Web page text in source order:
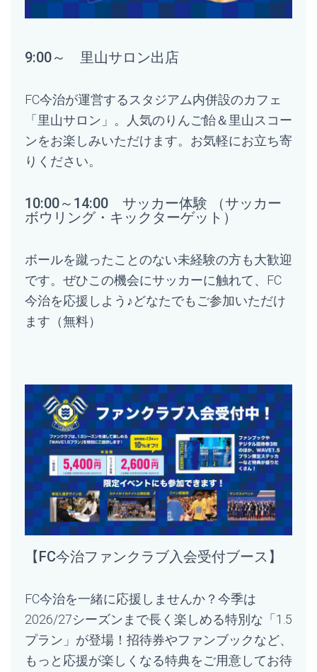
9:00～ 里山サロン出店
FC今治が運営するスタジアム内併設のカフェ
「里山サロン」。人気のりんご飴＆里山スコー
ンをお楽しみいただけます。お気軽にお立ち寄
りください。
10:00～14:00 サッカー体験 （サッカー
ボウリング・キックターゲット）
ボールを蹴ったことのない未経験の方も大歓迎
です。ぜひこの機会にサッカーに触れて、FC
今治を応援しよう♪どなたでもご参加いただけ
ます（無料）
【FC今治ファンクラブ入会受付ブース】
FC今治を一緒に応援しませんか？今季は
2026/27シーズンまで長く楽しめる特別な「1.5
プラン」が登場！招待券やファンブックなど、
もっと応援が楽しくなる特典をご用意してお待